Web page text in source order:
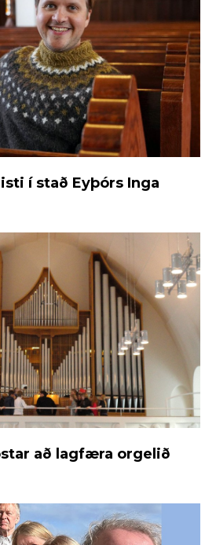
í stað Eyþórs Inga
að lagfæra orgelið